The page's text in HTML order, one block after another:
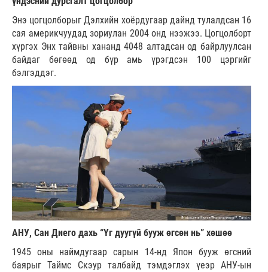
Энэ цогцолборыг Дэлхийн хоёрдугаар дайнд тулалдсан 16
сая америкчуудад зориулан 2004 онд нээжээ. Цогцолборт
хүргэх Энх тайвны хананд 4048 алтадсан од байрлуулсан
байдаг бөгөөд од бүр амь үрэгдсэн 100 цэргийг
бэлгэддэг.
АНУ, Сан Диего дахь “Үг дуугүй бууж өгсөн нь” хөшөө
1945 оны наймдугаар сарын 14-нд Япон бууж өгсний
баярыг Таймс Скэур талбайд тэмдэглэх үеэр АНУ-ын